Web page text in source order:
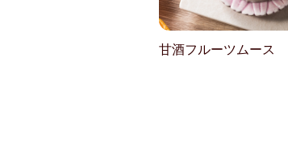
甘酒フルーツムース